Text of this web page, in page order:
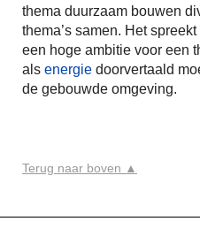
thema duurzaam bouwen
thema’s samen. Het
een hoge ambitie voor een
als energie doorvertaald
de gebouwde omgeving.
Terug naar boven ▲